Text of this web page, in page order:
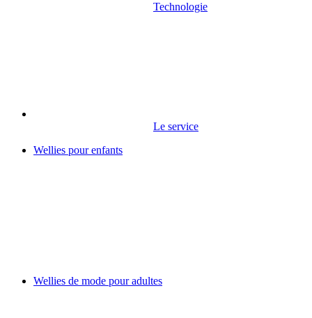
Technologie
Le service
Wellies pour enfants
Wellies de mode pour adultes